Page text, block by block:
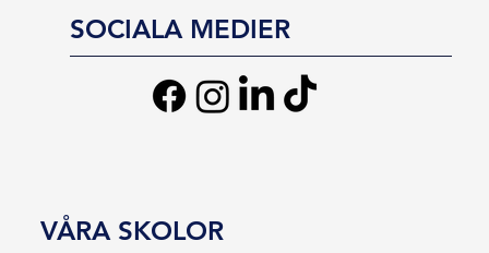
SOCIALA MEDIER
VÅRA SKOLOR